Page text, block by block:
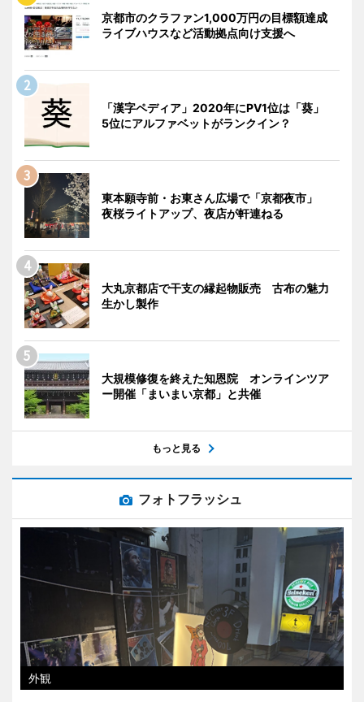
京都市のクラファン1,000万円の目標額達成
ライブハウスなど活動拠点向け支援へ
「漢字ペディア」2020年にPV1位は「葵」
5位にアルファベットがランクイン？
東本願寺前・お東さん広場で「京都夜市」
夜桜ライトアップ、夜店が軒連ねる
大丸京都店で干支の縁起物販売 古布の魅力
生かし製作
大規模修復を終えた知恩院 オンラインツア
ー開催「まいまい京都」と共催
もっと見る
フォトフラッシュ
外観